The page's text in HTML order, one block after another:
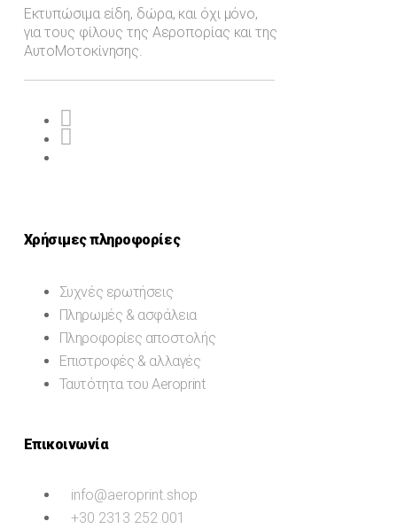
Εκτυπώσιμα είδη, δώρα, και όχι μόνο,
για τους φίλους της Αεροπορίας και της
ΑυτοΜοτοκίνησης.
Χρήσιμες πληροφορίες
Συχνές ερωτήσεις
Πληρωμές & ασφάλεια
Πληροφορίες αποστολής
Επιστροφές & αλλαγές
Ταυτότητα του Aeroprint
Επικοινωνία
info@aeroprint.shop
+30 2313 252 001